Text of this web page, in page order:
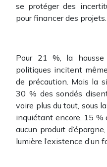
se protéger des
pour financer des projets.
Pour 21 %, la
politiques incitent
de précaution. Mais la
30 % des sondés
voire plus du tout, sous
inquiétant encore, 15
aucun produit
lumière l’existence d’un